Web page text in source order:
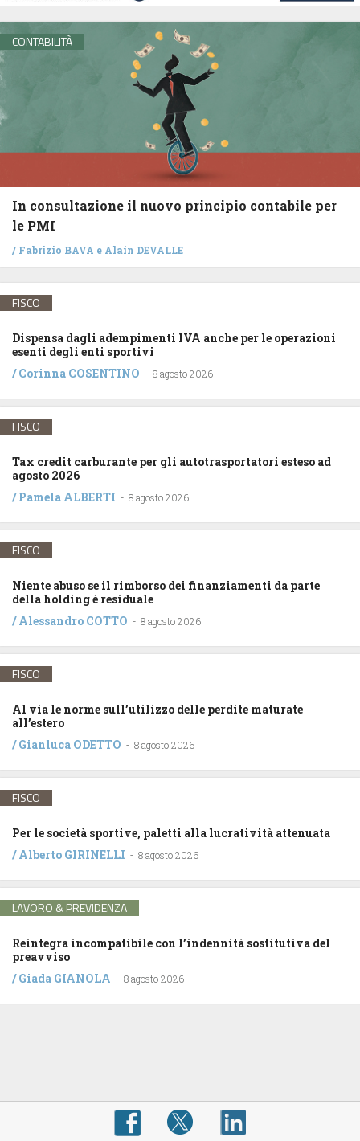
CONTABILITÀ
In consultazione il nuovo principio contabile per
le PMI
/ Fabrizio BAVA e Alain DEVALLE
FISCO
Dispensa dagli adempimenti IVA anche per le operazioni
esenti degli enti sportivi
/Corinna COSENTINO - 8 agosto 2026
FISCO
Tax credit carburante per gli autotrasportatori esteso ad
agosto 2026
/Pamela ALBERTI - 8 agosto 2026
FISCO
Niente abuso se il rimborso dei finanziamenti da parte
della holding è residuale
/Alessandro COTTO - 8 agosto 2026
FISCO
Al via le norme sull’utilizzo delle perdite maturate
all’estero
/Gianluca ODETTO - 8 agosto 2026
FISCO
Per le società sportive, paletti alla lucratività attenuata
/Alberto GIRINELLI - 8 agosto 2026
LAVORO & PREVIDENZA
Reintegra incompatibile con l’indennità sostitutiva del
preavviso
/Giada GIANOLA - 8 agosto 2026